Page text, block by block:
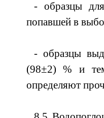
- образцы
попавшей в
- образцы
(98±2) % и
определяют